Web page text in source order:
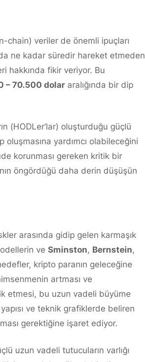
chain) veriler de önemli ipuçları
ne kadar süredir hareket etmeden
hakkında fikir veriyor. Bu
– 70.500 dolararalığında bir dip
(HODLer’lar) oluşturduğu güçlü
yardımcı olabileceğini
korunması gereken kritik bir
öngördüğü daha derin düşüşün
arasında gidip gelen karmaşık
ve Sminston, Bernstein,
kripto paranın geleceğine
artması ve
etmesi, bu uzun vadeli büyüme
ve teknik grafiklerde beliren
gerektiğine işaret ediyor.
uzun vadeli tutucuların varlığı